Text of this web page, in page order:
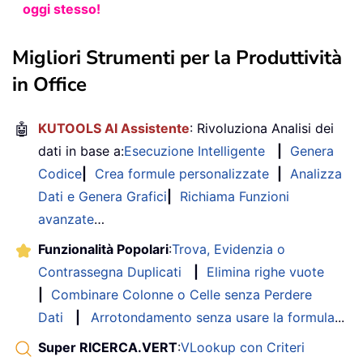
oggi stesso!
Migliori Strumenti per la Produttività
in Office
🤖 KUTOOLS AI Assistente: Rivoluziona Analisi dei
dati in base a:Esecuzione Intelligente
Genera
Codice
Crea formule personalizzate
Analizza
Dati e Genera Grafici
Richiama Funzioni
avanzate…
Funzionalità Popolari:Trova, Evidenzia o
Contrassegna Duplicati
Elimina righe vuote
Combinare Colonne o Celle senza Perdere
Dati
Arrotondamento senza usare la formula...
Super RICERCA.VERT:VLookup con Criteri